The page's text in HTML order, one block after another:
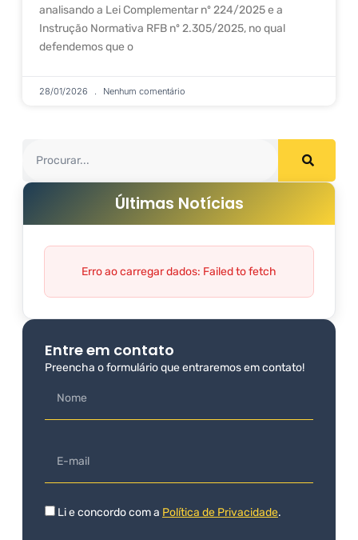
analisando a Lei Complementar nº 224/2025 e a
Instrução Normativa RFB nº 2.305/2025, no qual
defendemos que o
28/01/2026 Nenhum comentário
Últimas Notícias
Erro ao carregar dados: Failed to fetch
Entre em contato
Preencha o formulário que entraremos em contato!
Li e concordo com a Política de Privacidade.